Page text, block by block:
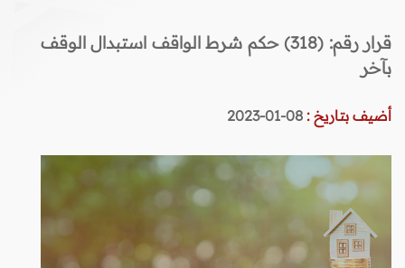
قرار رقم: (318) حكم شرط الواقف استبدال الوقف
بآخر
أضيف بتاريخ : 08-01-2023